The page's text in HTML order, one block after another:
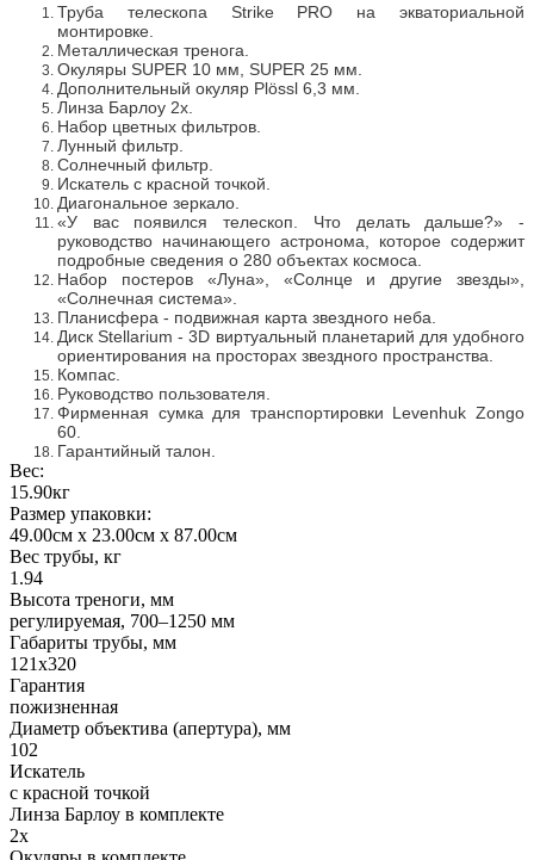
Труба телескопа Strike PRO на экваториальной
монтировке.
Металлическая тренога.
Окуляры SUPER 10 мм, SUPER 25 мм.
Дополнительный окуляр Plössl 6,3 мм.
Линза Барлоу 2х.
Набор цветных фильтров.
Лунный фильтр.
Солнечный фильтр.
Искатель с красной точкой.
Диагональное зеркало.
«У вас появился телескоп. Что делать дальше?» -
руководство начинающего астронома, которое содержит
подробные сведения о 280 объектах космоса.
Набор постеров «Луна», «Солнце и другие звезды»,
«Солнечная система».
Планисфера - подвижная карта звездного неба.
Диск Stellarium - 3D виртуальный планетарий для удобного
ориентирования на просторах звездного пространства.
Компас.
Руководство пользователя.
Фирменная сумка для транспортировки Levenhuk Zongo
60.
Гарантийный талон.
Вес:
15.90кг
Размер упаковки:
49.00см x 23.00см x 87.00см
Вес трубы, кг
1.94
Высота треноги, мм
регулируемая, 700–1250 мм
Габариты трубы, мм
121x320
Гарантия
пожизненная
Диаметр объектива (апертура), мм
102
Искатель
с красной точкой
Линза Барлоу в комплекте
2x